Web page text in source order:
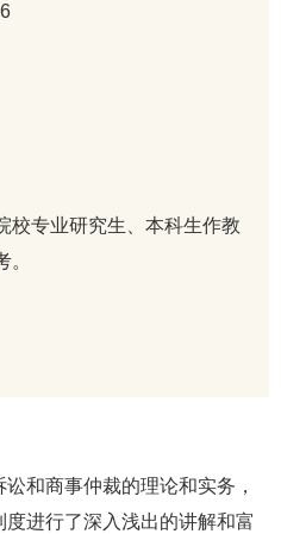
校专业研究生、本科生作教
和商事仲裁的理论和实务，
进行了深入浅出的讲解和富